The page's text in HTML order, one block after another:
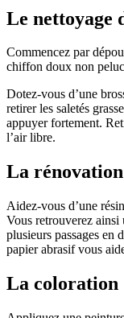
Le nettoyage
Commencez par
chiffon doux non
Dotez-vous d’une
retirer les saletés
appuyer fortement.
l’air libre.
La
Aidez-vous d’une
Vous retrouverez ainsi
plusieurs passages en
papier abrasif vous
La coloration